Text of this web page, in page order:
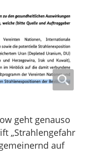
geht genauso
„Strahlengefahr
auf